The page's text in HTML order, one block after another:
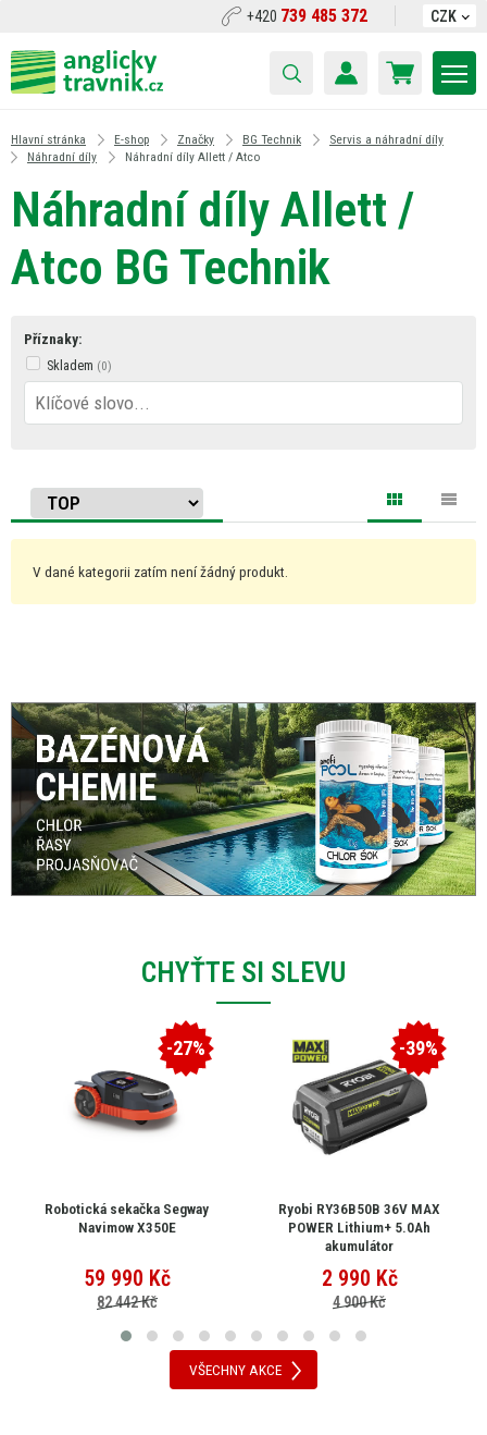
+420 739 485 372 CZK
Hlavní stránka E-shop Značky BG Technik
Servis a náhradní díly
Náhradní díly
Náhradní díly Allett / Atco
Náhradní díly Allett /
Atco BG Technik
Příznaky:
Skladem
V dané kategorii zatím není žádný produkt.
CHYŤTE SI SLEVU
-27%
Robotická sekačka Segway
Navimow X350E
59 990 Kč
82 442 Kč
-39%
Ryobi RY36B50B 36V MAX
POWER Lithium+ 5.0Ah
akumulátor
2 990 Kč
4 900 Kč
VŠECHNY AKCE